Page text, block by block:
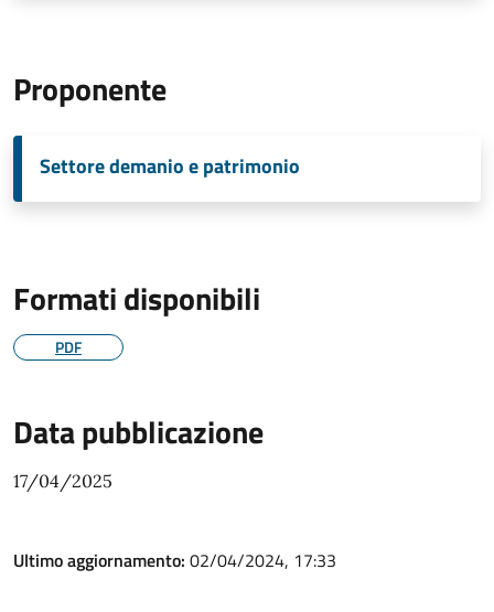
Proponente
Settore demanio e patrimonio
Formati disponibili
PDF
Data pubblicazione
17/04/2025
Ultimo aggiornamento: 02/04/2024, 17:33